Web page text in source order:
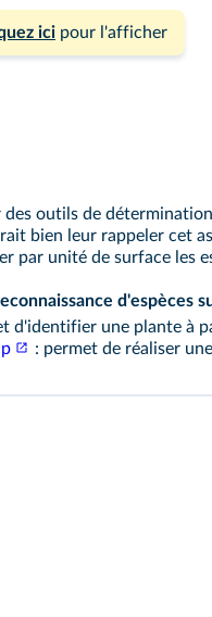
ici pour l'afficher
outils de
bien leur rappeler cet
unité de surface les
d'espèces
d'identifier une plante à
: permet de réaliser